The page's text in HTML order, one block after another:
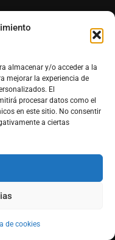
almacenar y/o acceder a la
mejorar la experiencia de
El
procesar datos como el
en este sitio. No consentir
a ciertas
de cookies
Comunicaciones®.
prohibida la
escritos e
por escrito de